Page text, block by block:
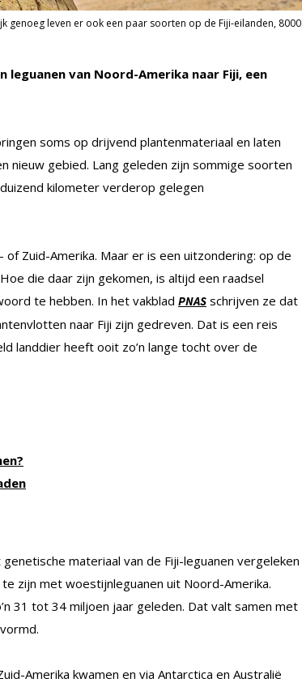
genoeg leven er ook een paar soorten op de Fiji-eilanden, 8000
van Noord-Amerika naar Fiji, een
soms op drijvend plantenmateriaal en laten
nieuw gebied. Lang geleden zijn sommige soorten
kilometer verderop gelegen
Zuid-Amerika. Maar er is een uitzondering: op de
die daar zijn gekomen, is altijd een raadsel
te hebben. In het vakblad PNAS schrijven ze dat
naar Fiji zijn gedreven. Dat is een reis
landdier heeft ooit zo’n lange tocht over de
materiaal van de Fiji-leguanen vergeleken
zijn met woestijnleguanen uit Noord-Amerika.
31 tot 34 miljoen jaar geleden. Dat valt samen met
Amerika kwamen en via Antarctica en Australië